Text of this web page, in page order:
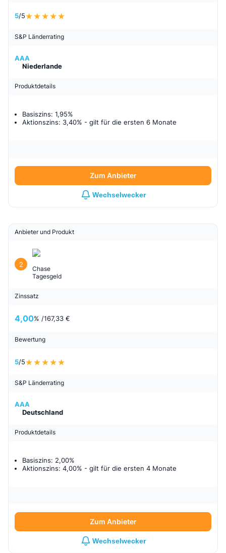
5/5
S&P Länderrating
AAA
Niederlande
Produktdetails
Basiszins: 1,95%
Aktionszins: 3,40% - gilt für die ersten 6 Monate
Zum Anbieter
Wechselwecker
Anbieter und Produkt
2
Chase
Tagesgeld
Zinssatz
4,00% /167,33 €
Bewertung
5/5
S&P Länderrating
AAA
Deutschland
Produktdetails
Basiszins: 2,00%
Aktionszins: 4,00% - gilt für die ersten 4 Monate
Zum Anbieter
Wechselwecker